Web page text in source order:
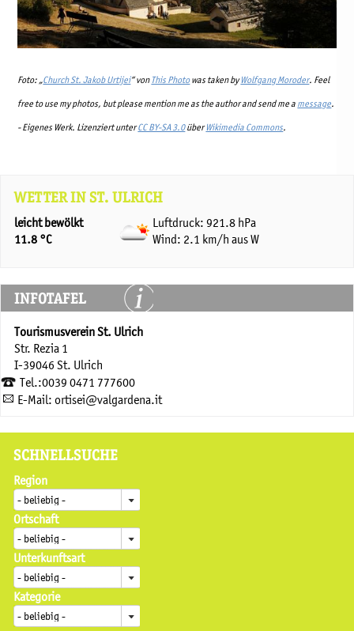
Foto: „Church St. Jakob Urtijei“ von This Photowas taken byWolfgang Moroder. Feel
free to use my photos, but please mention me as the author and send me a message.
-Eigenes Werk. Lizenziert unterCC BY-SA 3.0überWikimedia Commons.
WETTER IN ST. ULRICH
leicht bewölkt
11.8 °C
Luftdruck: 921.8 hPa
Wind: 2.1 km/h aus W
INFOTAFEL
Tourismusverein St. Ulrich
Str. Rezia 1
I-39046 St. Ulrich
Tel.:0039 0471 777600
E-Mail: ortisei@valgardena.it
SCHNELLSUCHE
Region
Ortschaft
Unterkunftsart
Kategorie